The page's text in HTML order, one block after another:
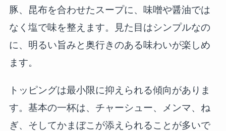
豚、昆布を合わせたスープに、味噌や醤油では
なく塩で味を整えます。見た目はシンプルなの
に、明るい旨みと奥行きのある味わいが楽しめ
ます。
トッピングは最小限に抑えられる傾向がありま
す。基本の一杯は、チャーシュー、メンマ、ね
ぎ、そしてかまぼこが添えられることが多いで